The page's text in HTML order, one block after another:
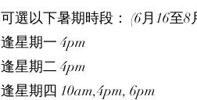
可選以下暑期時段： (6月16至8
逢星期一 4pm
逢星期二 4pm
逢星期四 10am,4pm, 6pm